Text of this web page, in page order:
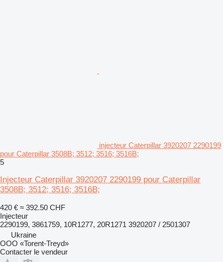
injecteur Caterpillar 3920207 2290199
pour Caterpillar 3508B; 3512; 3516; 3516B;
5
Injecteur Caterpillar 3920207 2290199 pour Caterpillar
3508B; 3512; 3516; 3516B;
420 € ≈ 392.50 CHF
Injecteur
2290199, 3861759, 10R1277, 20R1271 3920207 / 2501307
Ukraine
OOO «Torent-Treyd»
Contacter le vendeur